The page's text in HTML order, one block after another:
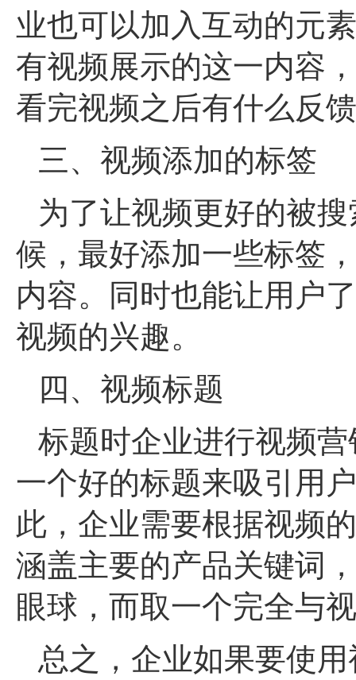
业也可以加入互动的元
有视频展示的这一内容
看完视频之后有什么反
三、视频添加的标签
为了让视频更好的被
候，最好添加一些标签
内容。同时也能让用户
视频的兴趣。
四、视频标题
标题时企业进行视频
一个好的标题来吸引用
此，企业需要根据视频
涵盖主要的产品关键词
眼球，而取一个完全与
总之，企业如果要使